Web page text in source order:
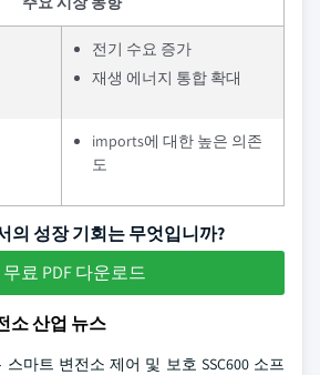
전기 수요 증가
재생 에너지 통합 확대
imports에 대한 높은 의존
도
의 성장 기회는 무엇입니까?
무료 PDF 다운로드
소 산업 뉴스
스마트 변전소 제어 및 보호 SSC600 소프